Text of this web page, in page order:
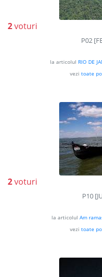
2voturi
P02
la articolul RIO DE
vezi toate
2voturi
P10
la articolul Am
vezi toate